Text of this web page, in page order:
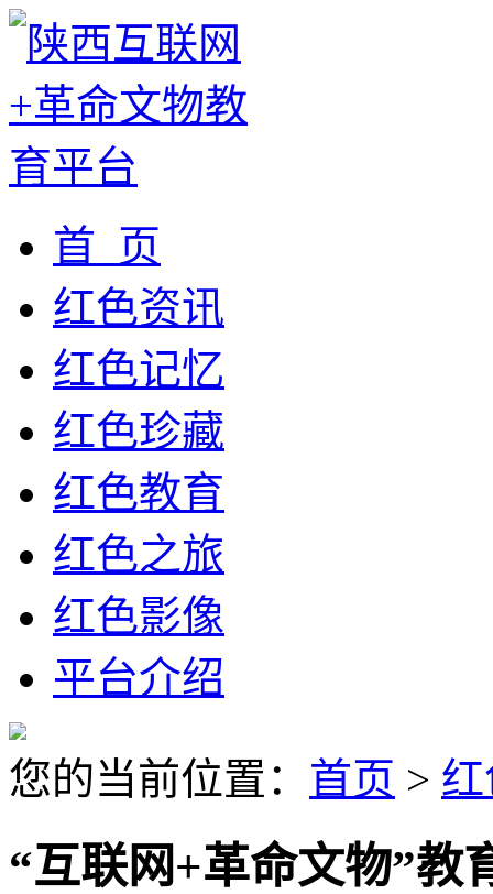
首 页
红色资讯
红色记忆
红色珍藏
红色教育
红色之旅
红色影像
平台介绍
您的当前位置： 首页 >
“互联网+革命文物”教